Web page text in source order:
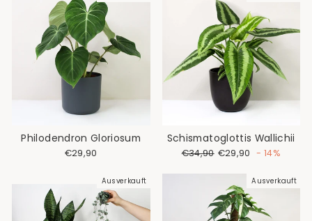
Philodendron Gloriosum
€29,90
Schismatoglottis Wallichii
Normaler
€34,90 Sonderpreis
€29,90 - 14%
Ausverkauft Ausverkauft